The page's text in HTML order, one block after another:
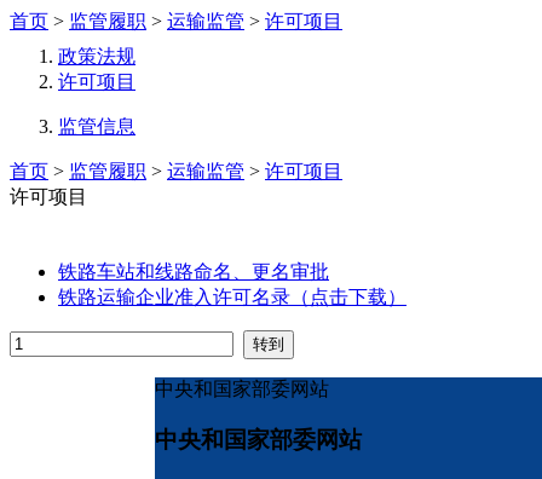
首页 > 监管履职 > 运输监管 > 许可项目
政策法规
许可项目
监管信息
首页 > 监管履职 > 运输监管 > 许可项目
许可项目
铁路车站和线路命名、更名审批
铁路运输企业准入许可名录（点击下载）
中央和国家部委网站
中央和国家部委网站